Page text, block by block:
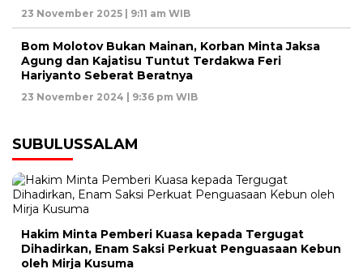
23 November 2025 | 9:11 am WIB
Bom Molotov Bukan Mainan, Korban Minta Jaksa
Agung dan Kajatisu Tuntut Terdakwa Feri
Hariyanto Seberat Beratnya
23 November 2024 | 9:36 pm WIB
SUBULUSSALAM
Hakim Minta Pemberi Kuasa kepada Tergugat
Dihadirkan, Enam Saksi Perkuat Penguasaan Kebun
oleh Mirja Kusuma